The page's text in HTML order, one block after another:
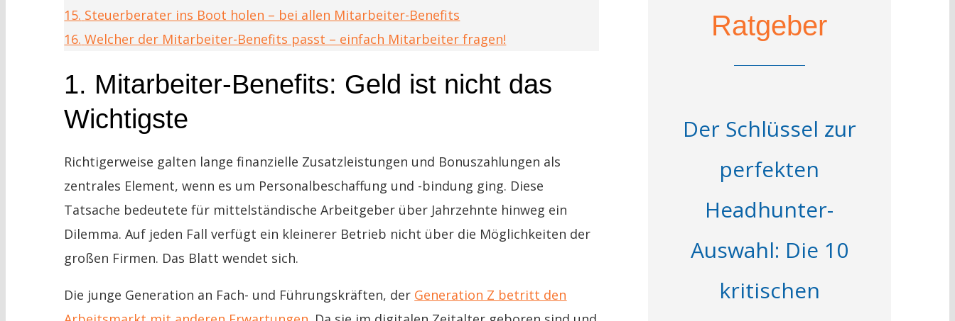
15. Steuerberater ins Boot holen – bei allen Mitarbeiter-Benefits
16. Welcher der Mitarbeiter-Benefits passt – einfach Mitarbeiter fragen!
1. Mitarbeiter-Benefits: Geld ist nicht das
Wichtigste
Richtigerweise galten lange finanzielle Zusatzleistungen und Bonuszahlungen als
zentrales Element, wenn es um Personalbeschaffung und -bindung ging. Diese
Tatsache bedeutete für mittelständische Arbeitgeber über Jahrzehnte hinweg ein
Dilemma. Auf jeden Fall verfügt ein kleinerer Betrieb nicht über die Möglichkeiten der
großen Firmen. Das Blatt wendet sich.
Die junge Generation an Fach- und Führungskräften, der Generation Z betritt den
Ratgeber
Der Schlüssel zur
perfekten
Headhunter-
Auswahl: Die 10
kritischen